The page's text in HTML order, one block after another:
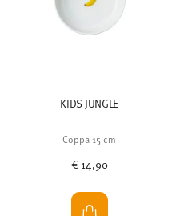
KIDS JUNGLE
Coppa 15 cm
€ 14,90